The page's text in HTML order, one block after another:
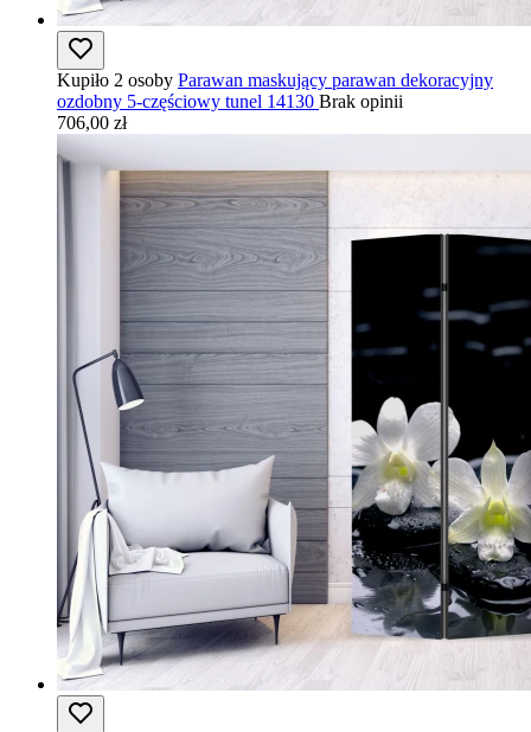
Kupiło 2 osoby Parawan maskujący parawan dekoracyjny
ozdobny 5-częściowy tunel 14130 Brak opinii
706,00 zł